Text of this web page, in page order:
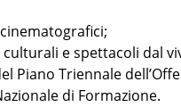
e spettacoli dal
Piano Triennale
di Formazione.